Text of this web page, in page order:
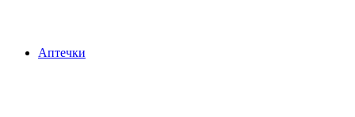
Аптечки